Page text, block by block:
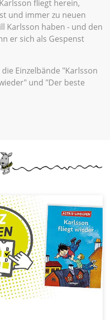
fliegt herein,
und immer zu neuen
Karlsson haben - und den
er sich als Gespenst
Einzelbände "Karlsson
und "Der beste